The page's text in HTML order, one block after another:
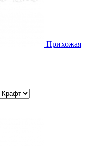
Прихожая